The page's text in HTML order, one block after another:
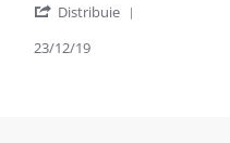
Distribuie
23/12/19